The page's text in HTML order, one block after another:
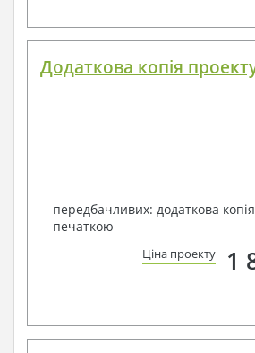
Додаткова копія
передбачливих: додаткова
печаткою
Ціна проекту 1